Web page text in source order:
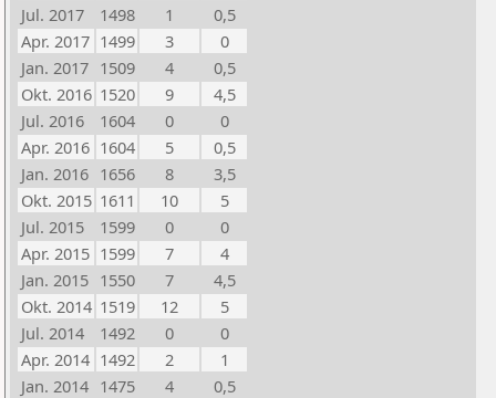
Jul. 2017
1498 1
0,5
Apr. 2017 1499 3
0
Jan. 2017 1509 4
0,5
Okt. 2016 1520 9
4,5
Jul. 2016
1604 0
0
Apr. 2016 1604 5
0,5
Jan. 2016 1656 8
3,5
Okt. 2015 1611 10
5
Jul. 2015
1599 0
0
Apr. 2015 1599 7
4
Jan. 2015 1550 7
4,5
Okt. 2014 1519 12
5
Jul. 2014
1492 0
0
Apr. 2014 1492 2
1
Jan. 2014 1475 4
0,5